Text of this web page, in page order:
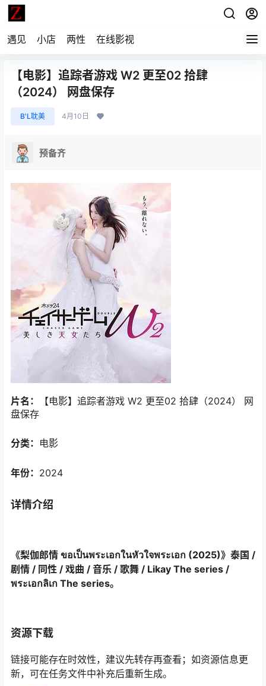
遇见 小店 两性 在线影视
【电影】追踪者游戏 W2 更至02 拾肆
（2024） 网盘保存
B'L耽美 4月10日
预备齐
片名：
【电影】追踪者游戏 W2 更至02 拾肆（2024） 网
盘保存
分类： 电影
年份： 2024
详情介绍
《梨伽郎情 ขอเป็นพระเอกในหัวใจพระเอก‎ (2025)》泰国 /
剧情 / 同性 / 戏曲 / 音乐 / 歌舞 / Likay The series /
พระเอกลิเก The series。
资源下载
链接可能存在时效性，建议先转存再查看；如资源信息更
新，可在任务文件中补充后重新生成。